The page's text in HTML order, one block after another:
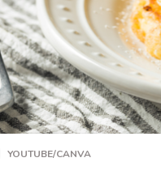
YOUTUBE/CANVA